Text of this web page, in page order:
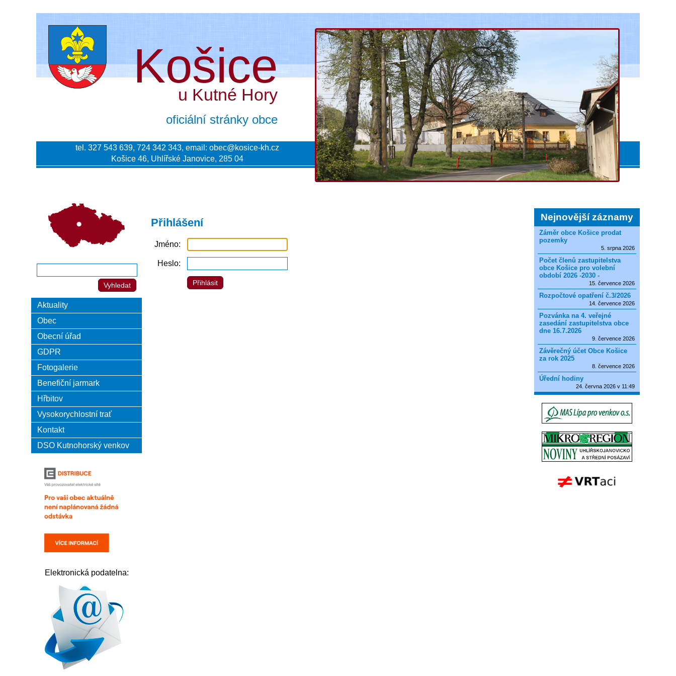
Košice
u Kutné Hory
oficiální stránky obce
tel. 327 543 639, 724 342 343, email: obec@kosice-kh.cz
Košice 46, Uhlířské Janovice, 285 04
Přihlášení
Jméno
Heslo
Aktuality
Obec
Obecní úřad
GDPR
Fotogalerie
Benefiční jarmark
Hřbitov
Vysokorychlostní trať
Kontakt
DSO Kutnohorský venkov
Elektronická podatelna:
Nejnovější záznamy
Záměr obce Košice prodat
pozemky
5. srpna 2026
Počet členů zastupitelstva
obce Košice pro volební
období 2026 -2030 -
15. července 2026
Rozpočtové opatření č.3/2026
14. července 2026
Pozvánka na 4. veřejné
zasedání zastupitelstva obce
dne 16.7.2026
9. července 2026
Závěrečný účet Obce Košice
za rok 2025
8. července 2026
Úřední hodiny
24. června 2026 v 11:49